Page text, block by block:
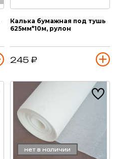
Калька бумажная под тушь
625мм*10м, рулон
245 ₽
нет в наличии